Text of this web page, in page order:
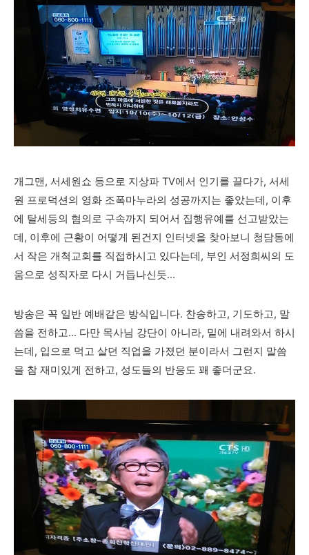
개그맨, 서세원쇼 등으로 지상파 TV에서 인기를 끌다가, 서세
원 프로덕션의 영화 조폭마누라의 성공까지는 좋았는데, 이후
에 탈세등의 혐의로 구속까지 되어서 집행유예를 선고받았는
데, 이후에 근황이 어떻게 된건지 인터넷을 찾아보니 청담동에
서 작은 개척교회를 직접하시고 있다는데, 부인 서정희씨의 도
움으로 성직자로 다시 거듭나신듯...
방송은 꼭 일반 예배같은 방식입니다. 찬송하고, 기도하고, 말
씀을 전하고... 다만 목사님 강단이 아니라, 밑에 내려와서 하시
는데, 입으로 먹고 살던 직업을 가졌던 분이라서 그런지 말씀
을 참 재미있게 전하고, 성도들의 반응도 꽤 좋더군요.